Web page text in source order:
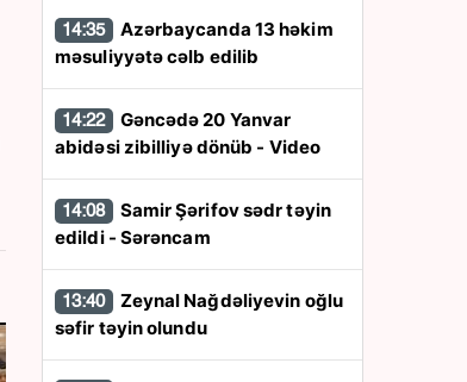
14:35
məsuliyyətə cəlb edilib
14:22
abidəsi zibilliyə dönüb - Video
14:08
edildi - Sərəncam
13:40
səfir təyin olundu